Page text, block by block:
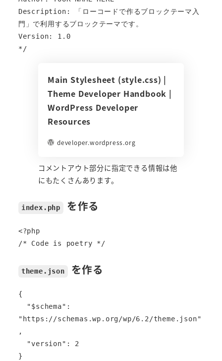
Description: 「ローコードで作るブロックテーマ入
門」で利用するブロックテーマです。
Version: 1.0
*/
Main Stylesheet (style.css) |
Theme Developer Handbook |
WordPress Developer
Resources
developer.wordpress.org
コメントアウト部分に指定できる情報は他
にもたくさんあります。
index.php を作る
<?php
/* Code is poetry */
theme.json を作る
{
"https://schemas.wp.org/wp/6.2/theme.json"
,
}